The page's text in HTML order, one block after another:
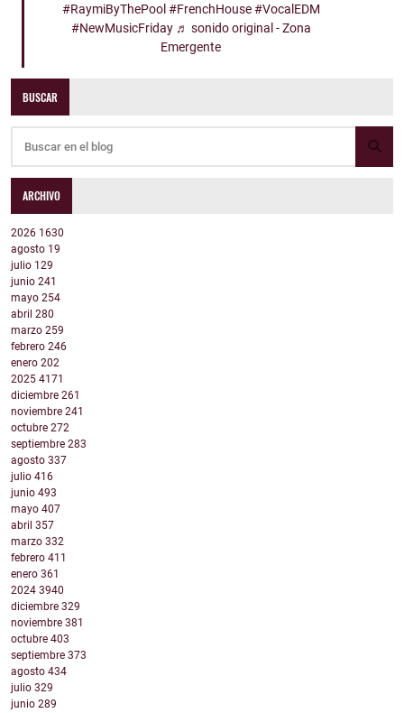
#RaymiByThePool #FrenchHouse #VocalEDM
#NewMusicFriday ♬ sonido original - Zona
Emergente
BUSCAR
ARCHIVO
2026 1630
agosto 19
julio 129
junio 241
mayo 254
abril 280
marzo 259
febrero 246
enero 202
2025 4171
diciembre 261
noviembre 241
octubre 272
septiembre 283
agosto 337
julio 416
junio 493
mayo 407
abril 357
marzo 332
febrero 411
enero 361
2024 3940
diciembre 329
noviembre 381
octubre 403
septiembre 373
agosto 434
julio 329
junio 289